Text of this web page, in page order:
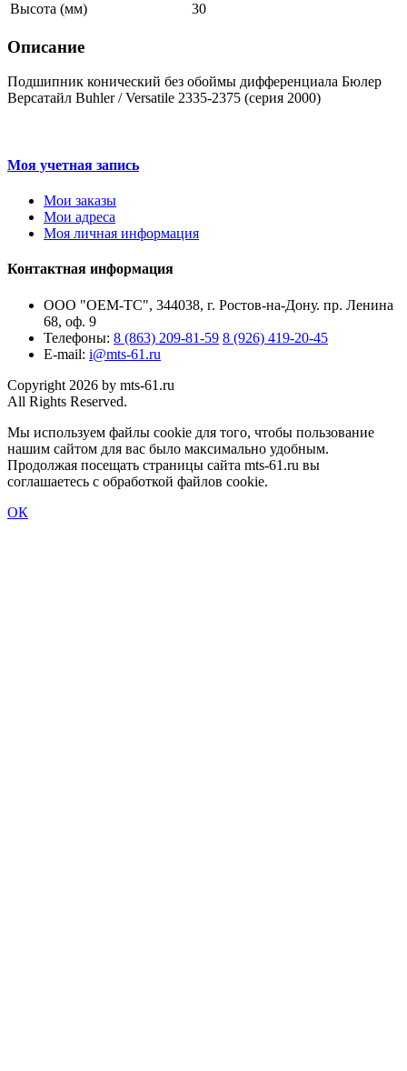
Высота (мм) 30
Описание
Подшипник конический без обоймы дифференциала Бюлер
Версатайл Buhler / Versatile 2335-2375 (серия 2000)
Моя учетная запись
Мои заказы
Мои адреса
Моя личная информация
Контактная информация
ООО "ОЕМ-ТС", 344038, г. Ростов-на-Дону. пр. Ленина
68, оф. 9
Телефоны: 8 (863) 209-81-59 8 (926) 419-20-45
E-mail: i@mts-61.ru
Copyright 2026 by mts-61.ru
All Rights Reserved.
Мы используем файлы cookie для того, чтобы пользование
нашим сайтом для вас было максимально удобным.
Продолжая посещать страницы сайта mts-61.ru вы
соглашаетесь с обработкой файлов cookie.
ОК